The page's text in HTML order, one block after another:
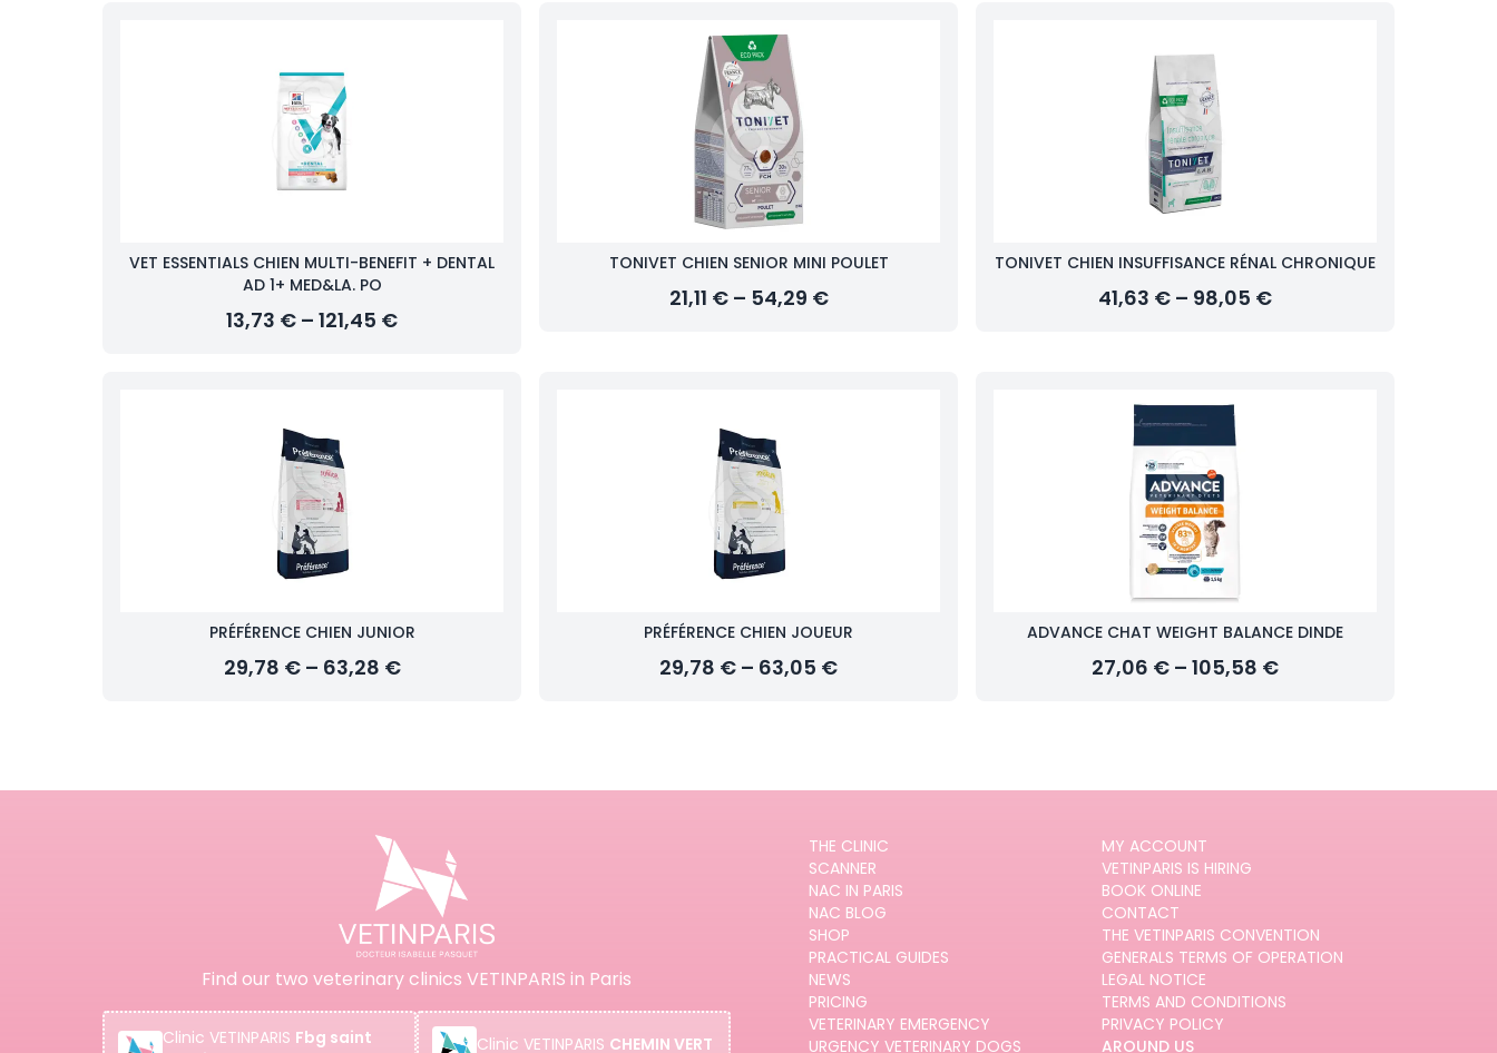
VET ESSENTIALS CHIEN MULTI-BENEFIT + DENTAL
AD 1+ MED&LA. PO
13,73 € – 121,45 €
TONIVET CHIEN SENIOR MINI POULET
21,11 € – 54,29 €
TONIVET CHIEN INSUFFISANCE RÉNAL CHRONIQUE
41,63 € – 98,05 €
PRÉFÉRENCE CHIEN JUNIOR
29,78 € – 63,28 €
PRÉFÉRENCE CHIEN JOUEUR
29,78 € – 63,05 €
ADVANCE CHAT WEIGHT BALANCE DINDE
27,06 € – 105,58 €
Find our two veterinary clinics VETINPARIS in Paris
Clinic VETINPARIS Fbg saint
Clinic VETINPARIS CHEMIN VERT
THE CLINIC
SCANNER
NAC IN PARIS
NAC BLOG
SHOP
PRACTICAL GUIDES
NEWS
PRICING
VETERINARY EMERGENCY
URGENCY VETERINARY DOGS
MY ACCOUNT
VETINPARIS IS HIRING
BOOK ONLINE
CONTACT
THE VETINPARIS CONVENTION
GENERALS TERMS OF OPERATION
LEGAL NOTICE
TERMS AND CONDITIONS
PRIVACY POLICY
AROUND US